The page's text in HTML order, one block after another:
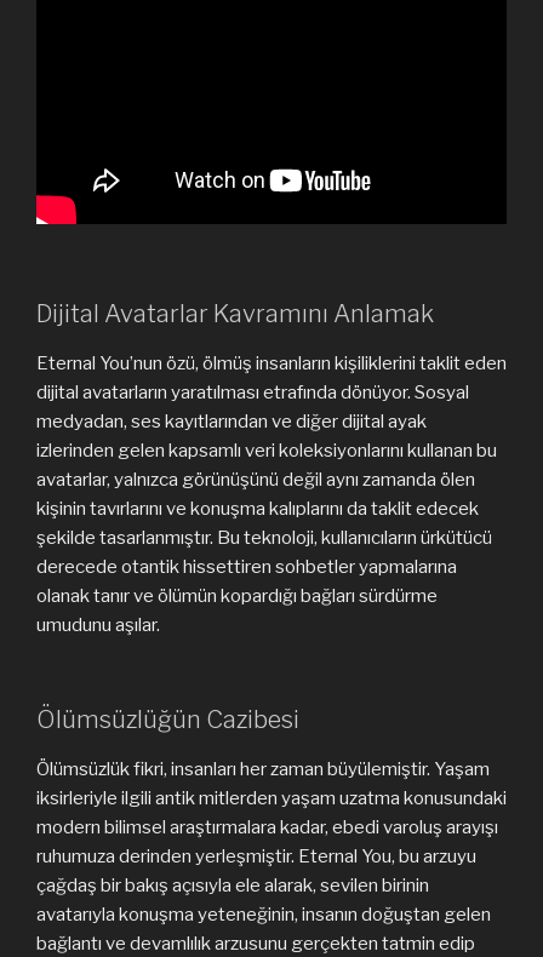
Dijital Avatarlar Kavramını Anlamak
Eternal You’nun özü, ölmüş insanların kişiliklerini taklit eden
dijital avatarların yaratılması etrafında dönüyor. Sosyal
medyadan, ses kayıtlarından ve diğer dijital ayak
izlerinden gelen kapsamlı veri koleksiyonlarını kullanan bu
avatarlar, yalnızca görünüşünü değil aynı zamanda ölen
kişinin tavırlarını ve konuşma kalıplarını da taklit edecek
şekilde tasarlanmıştır. Bu teknoloji, kullanıcıların ürkütücü
derecede otantik hissettiren sohbetler yapmalarına
olanak tanır ve ölümün kopardığı bağları sürdürme
umudunu aşılar.
Ölümsüzlüğün Cazibesi
Ölümsüzlük fikri, insanları her zaman büyülemiştir. Yaşam
iksirleriyle ilgili antik mitlerden yaşam uzatma konusundaki
modern bilimsel araştırmalara kadar, ebedi varoluş arayışı
ruhumuza derinden yerleşmiştir. Eternal You, bu arzuyu
çağdaş bir bakış açısıyla ele alarak, sevilen birinin
avatarıyla konuşma yeteneğinin, insanın doğuştan gelen
bağlantı ve devamlılık arzusunu gerçekten tatmin edip